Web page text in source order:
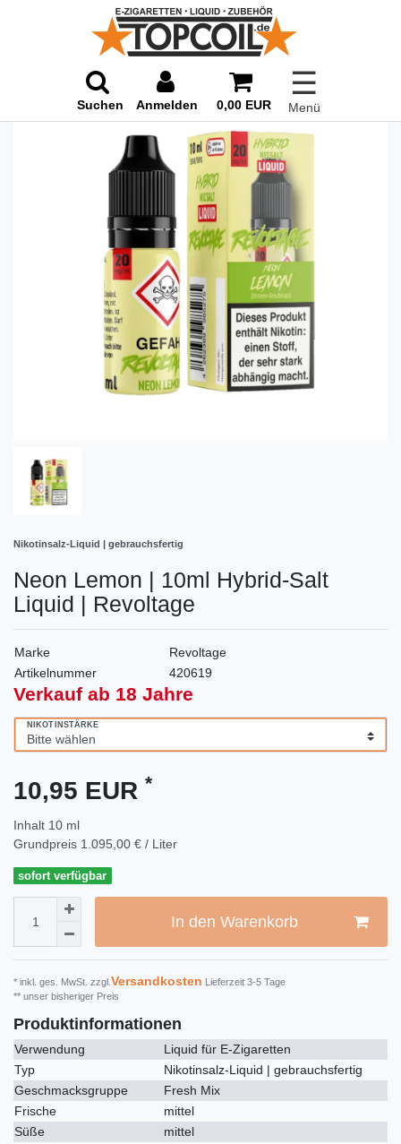
Suchen Anmelden 0,00 EUR
☰
Menü
Nikotinsalz-Liquid | gebrauchsfertig
Neon Lemon | 10ml Hybrid-Salt
Liquid | Revoltage
Marke
Revoltage
Artikelnummer
420619
Verkauf ab 18 Jahre
NIKOTINSTÄRKE
10,95 EUR *
Inhalt 10 ml
Grundpreis 1.095,00 € / Liter
sofort verfügbar
In den Warenkorb
* inkl. ges. MwSt. zzgl. Versandkosten Lieferzeit 3-5 Tage
** unser bisheriger Preis
Produktinformationen
Verwendung
Liquid für E-Zigaretten
Typ
Nikotinsalz-Liquid | gebrauchsfertig
Geschmacksgruppe
Fresh Mix
Frische
mittel
Süße
mittel